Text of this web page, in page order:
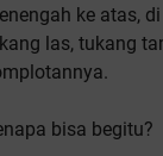
ke atas,
las, tukang
bisa begitu?